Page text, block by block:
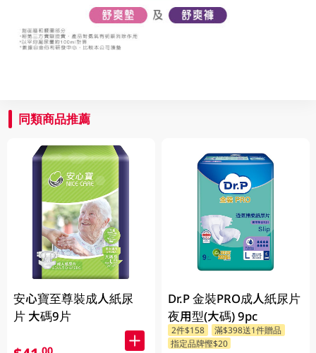
同類商品推薦
安心寶至尊裝成人紙尿
片 大碼9片
Dr.P 金裝PRO成人紙尿片
夜用型(大碼) 9pc
2件$158
滿$398送1件贈品
指定品牌慳$20